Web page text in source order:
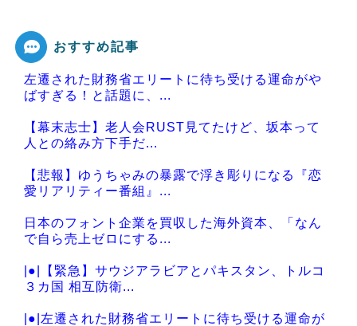
Powered by livedoor 相互RSS
おすすめ記事
左遷された財務省エリートに待ち受ける運命がや
ばすぎる！と話題に、...
【幕末志士】老人会RUST見てたけど、坂本って
人との絡み方下手だ...
【悲報】ゆうちゃみの暴露で浮き彫りになる『恋
愛リアリティー番組』...
日本のフォント企業を買収した海外資本、「なん
で自ら売上ゼロにする...
|●|【緊急】サウジアラビアとパキスタン、トルコ
３カ国 相互防衛...
|●|左遷された財務省エリートに待ち受ける運命が